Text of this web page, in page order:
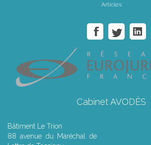
Articles
Cabinet AVODÈS
Bâtiment Le Trion
88 avenue du Maréchal de